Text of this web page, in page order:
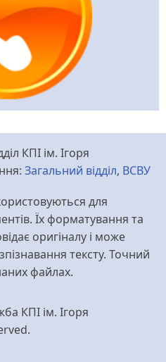
КПІ ім. Ігоря
Загальний відділ, ВСВУ
для
Їх форматування та
оригіналу і може
тексту. Точний
файлах.
КПІ ім. Ігоря